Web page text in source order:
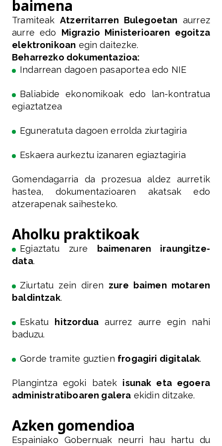
baimena
Tramiteak Atzerritarren Bulegoetan aurrez
aurre edo Migrazio Ministerioaren egoitza
elektronikoan egin daitezke.
Beharrezko dokumentazioa:
Indarrean dagoen pasaportea edo NIE
Baliabide ekonomikoak edo lan-kontratua
egiaztatzea
Eguneratuta dagoen errolda ziurtagiria
Eskaera aurkeztu izanaren egiaztagiria
Gomendagarria da prozesua aldez aurretik
hastea, dokumentazioaren akatsak edo
atzerapenak saihesteko.
Aholku praktikoak
Egiaztatu zure
baimenaren iraungitze-
data.
Ziurtatu zein diren zure baimen motaren
baldintzak.
Eskatu hitzordua aurrez aurre egin nahi
baduzu.
Gorde tramite guztien frogagiri digitalak.
Plangintza egoki batek isunak eta egoera
administratiboaren galera ekidin ditzake.
Azken gomendioa
Espainiako Gobernuak neurri hau hartu du